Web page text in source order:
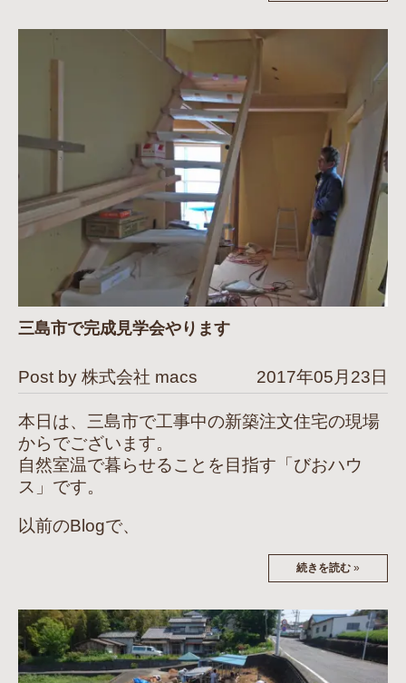
三島市で完成見学会やります
Post by 株式会社 macs 2017年05月23日
本日は、三島市で工事中の新築注文住宅の現場
からでございます。
自然室温で暮らせることを目指す「びおハウ
ス」です。
以前のBlogで、
続きを読む »